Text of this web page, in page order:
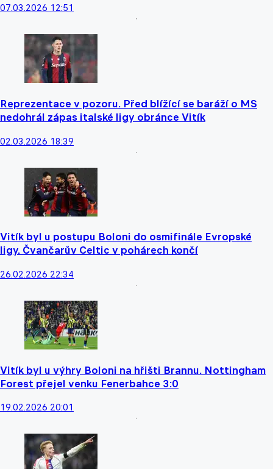
07.03.2026 12:51
Reprezentace v pozoru. Před blížící se baráží o MS
nedohrál zápas italské ligy obránce Vitík
02.03.2026 18:39
Vitík byl u postupu Boloni do osmifinále Evropské
ligy. Čvančarův Celtic v pohárech končí
26.02.2026 22:34
Vitík byl u výhry Boloni na hřišti Brannu. Nottingham
Forest přejel venku Fenerbahce 3:0
19.02.2026 20:01